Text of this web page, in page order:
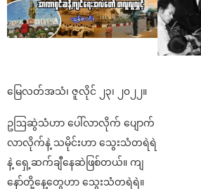
မြေလတ်အသံ၊ ဇူလိုင် ၂၃၊ ၂၀၂၂။
ဥဩဆွဲသံဟာ ပေါ်လာလိုက် ပျောက်
လာလိုက်နဲ့ သမိုင်းဟာ သွေးသံတရဲရဲ
နဲ့ ရှေ့ဆက်ချီနေဆဲဖြစ်တယ်။ ကျ
နော်တို့နေ့တွေဟာ သွေးသံတရဲရဲ။